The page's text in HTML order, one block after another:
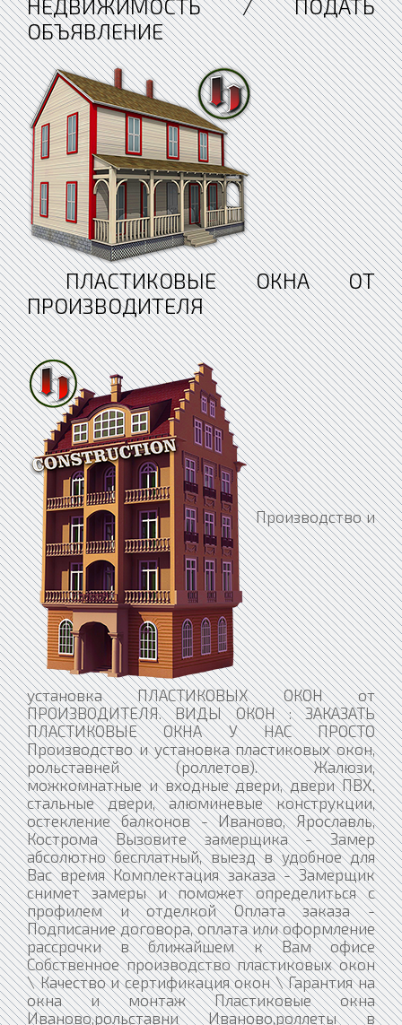
НЕДВИЖИМОСТЬ / ПОДАТЬ
ОБЪЯВЛЕНИЕ
ПЛАСТИКОВЫЕ ОКНА ОТ
ПРОИЗВОДИТЕЛЯ
Производство и установка ПЛАСТИКОВЫХ ОКОН от ПРОИЗВОДИТЕЛЯ. ВИДЫ ОКОН : ЗАКАЗАТЬ ПЛАСТИКОВЫЕ ОКНА У НАС ПРОСТО Производство и установка пластиковых окон, рольставней (роллетов). Жалюзи, можкомнатные и входные двери, двери ПВХ, стальные двери, алюминевые конструкции, остекление балконов - Иваново, Ярославль, Кострома Вызовите замерщика - Замер абсолютно бесплатный, выезд в удобное для Вас время Комплектация заказа - Замерщик снимет замеры и поможет определиться с профилем и отделкой Оплата заказа - Подписание договора, оплата или оформление рассрочки в ближайшем к Вам офисе Собственное производство пластиковых окон \ Качество и сертификация окон \ Гарантия на окна и монтаж Пластиковые окна Иваново,рольставни Иваново,роллеты в Иваново,двери межкомнатные Иваново,двери ПВХ,окна ПВХ,жалюзи Иваново ОКНА И ДВЕРИ, КАК ПРАВИЛЬНО ВЫБИРАТЬ ПЛАСТИКОВЫЕ ОКНА, ОКНА ПВХ, ОКОННЫЙ КАЛЬКУЛЯТОР, ЛАМИНАЦИЯ, ПОДОКОННИКИ, ОТКОСЫ, ФУРНИТУРА, МОСКИТНЫЕ СЕТКИ, ДВЕРИ, ИЗГОТОВЛЕНИЕ СТЕКЛОПАКЕТОВ, ЭНЕРГОСБЕРЕГАЮЩИЕ СТЕКЛОПАКЕТЫ, КАК ПОДГОТОВИТЬСЯ К УСТАНОВКЕ ОКНА, ПЯТЬ ПРАВИЛ УХОДА ЗА ПЛАСТИКОВЫМИ ОКНАМИ, ОСТЕКЛЕНИЕ БАЛКОНОВ И ЛОДЖИЙ, АРОЧНЫЕ КОНСТРУКЦИИ, ЗИМНИЕ САДЫ Фасадные, оконные и дверные конструкции от производителя. Изготовление и Установка фасадных, оконных и дверных конструкций на основе высококачественного пвх- профиля "PLAFEN" Собственное производство: - Пластиковые окна в Иваново и Ивановской области - Пластиковые откосы ПВХ - Пластиковые двери ПВХ - Фасадные конструкции любого уровня сложности Услуги: - Монтаж (установка) и демонтаж окон - Монтаж откосов - Отделка откосов - Остекленение балконов, лоджий Пластиковые окна в КРЕДИТ. Окна PROVEDAL. Широкий спектр выбора и гарантия качества. Окна из ПВХ. Производство и установка ВХОДНЫХ МЕТАЛЛИЧЕСКИХ ДВЕРЕЙ от ПРОИЗВОДИТЕЛЯ и без посредников. Пластиковые Окна. ПВХ. Производство и установка в Иваново. Provedal P-400, C640. Окна. Производство. Иваново. Профильные системы: S-LINE, E-LINE, L-LINE. ОПИСАНИЕ Преимущества пластиковой раздвижной системы остекления балкона SLIDORS: 1) Возможность сохранить полезную площадь балкона. Система «Слайдорс» представляет собой раздвижную конструкцию, аналогичную конструкции шкафов-купе. Этот вариант остекления оптимален для балконов и лоджий, поскольку, в отличие от распашных ПВХ-систем, позволяет сохранить всю их полезную площадь. 2) Надёжная защита от холода. Трёхкамерный ПВХ-профиль системы хорошо удерживает тепло, поэтому на балконах, где он установлен, гораздо теплее, чем на балконах с алюминиевыми рамами. При желании вы сможете превратить такой балкон в жилое помещение и круглый год поддерживать здесь комфортную для себя температуру. 3) Высокая степень защиты от ветра, осадков и пыли. Окна «Слайдорс» оснащены двойным щёточным уплотнителем с влаго- и ветрозащитной вставкой нового поколения, который обеспечивает высокую степень герметичности и влагонепроницаемости даже при проливных дождях. Для защиты от насекомых используется москитная сетка. 4) Более привлекательная цена (по сравнению с распашными системами из ПВХ). Ноу-хау разработчиков системы остекления лоджий Slidors (так называемый принцип внутреннего уголка) позволило заметно снизить затраты на её производство. Вот почему пластиковые окна «Слайдорс» заметно дешевле распашных ПВХ-систем и лишь немного дороже систем из алюминия. 5) Более высокий уровень технического совершенства (по сравнению с раздвижными системами из алюминия). Конструктивно раздвижные пластиковые окна близки окнам с алюминиевыми рамами, но лишены их недостатков (включая главный — примерзание створок зимой). 6) Высокая степень прочности системы. Достигается за счёт стальных армирующих оцинкованных профилей, сверхпрочных угловых соединений и того, что все элементы системы рассчитаны на повышенные нагрузки. 7) Надёжная защита от взлома. Её обеспечивает специальный элемент системы — филингпис, который устанавливают в местах сопряжения створок. 8) Возможность выбрать вариант остекления. Вы можете выбрать вариант остекления с использованием как стекла (3, 4 или 5 мм), так и стеклопакета (14 мм). Slidors с стеклопакетом Slidors с москитной сеткой SLIDORS® (Слайдорс) Алюминий Прочность Армированный ПВХ, являясь композитным материалом, обладает отличной прочностью и устойчивостью Под воздействием перепадов температур профиль подвержен деформации. Удобство Раздвижная конструкция экономит пространство и увеличивает полезную площадь балкона. Эргономична и функциональна. Раздвижная конструкция экономит пространство и увеличивает полезную площадь балкона. Эргономична и функциональна. Возможности Возможность комбинирования с основными ПВХ профилями, изготовления радиусных конструкций и использования антимоскитных сеток. Требует использования только "своих" эркерных соединений и антимоскитных сеток. Надежность Высокий рельс позволяет пользоваться створками в любую погоду, несмотря на наличие осадков, а так же в холодное время года. Низкий рельс. При появлении льда щеточное уплотнение примерзает и мешает перемещению створок. Надежность Серповидный замок надежно защищает квартиру от воров и работает в любое время года. Внутренний замок в зимний период может замёрзнуть. Теплоизоляция Возможность использования как стекла - "холодное" остекление, так и стеклопакета - "теплое" остекление. Благодаря двойному уплотнителю со специальной вставкой отличная гидроизоляция, защита от сквозняков. Используется только одно стекло - "холодное" остекление. Долговечность Срок службы 50 лет. Стальные двери от производителя от простых до элитных. Все виды отделки. Высокое качество. Низкие цены. Собственное производство ,не Китай. Натяжные потолки Красивый натяжной потолок, словно по мановению волшебной палочки, преображает помещение, скрывая любые строительные недостатки. В результате создается безупречно ровная матовая или глянцевая поверхность. Эстетичный внешний вид и длительный срок службы натяжного потолка напрямую зависит от профессионализма мастеров по его установке. Поэтому важно ответственно подходить к выбору специалистов, осуществляющих монтаж таких конструкций. · большой опыт работы · профессиональные сотрудники; · высокая скорость установки натяжных потолков; · доступные цены; · умение монтировать конструкции любой сложности; · обширная палитра предлагаемых материалов, представленная несколькими десятками модных цветов; Прайс лист: Глянцевый-360 руб. Матовый-280 руб. Германия, Франция Без шва – 600 руб. С учетом работы. Стандарт- 4 угла в комнате –бесплатно, каждый последующий угол, отверстие под люстру, светильник ,отверстие под трубу и т.д. -150 руб. Замер Во-первых, вы должны обратиться в нашу фирму по указанным телефонам, а консультант назначит встречу. После этого специалист-замерщик приедет к вам для уточнения подробностей и произведет необходимые замеры, которые делаются с учетом индивидуальных особенностей конструкций окна,балкона или лоджии и ваших пожеланий. Этот этап является одним из самых главных, так как от него зависит качество монтажа. Вы должны лично присутствовать при произведении замеров и обеспечить к окнам свободный доступ. Процесс замера включает в себя проверку состояния оконных проемов, замера толщины стен и др. На основании технической характеристики окон, специалист по замерам может порекомендовать вам оптимальный вариант профиля, вид армирования, способ монтажа и др. Затем составляется лист замеров. Монтаж окна ПВХ. С пластикового окна снимаются створки, извлекается стеклопакет. В подготовленный проем, вставляется оконная рама и закрепляется на анкерные болты или монтажные пластины. При этом следует строго соблюдать, чтобы рама стояла по уровню, а не по проему (в домах нередки случаи, когда линия горизонта оконного проема далека от идеала, по вертикали также следует выставить раму по уровню). В противном случае окно будет функционировать не надлежащим образом. Зазоры между стеной и рамой запениваются монтажной пеной. Пена выполняет как изоляционную функцию, так и является крепежным элементом. От качества выполнения этого этапа монтажа во многом зависит общий результат. Пена должна наноситься равномерно и заполнять все выемки и полости проема, причем необходимо брать во внимание степень расширения пены. Установка пластикового окна в большинстве случаев подразумевает, что вместе с новым окном будет установлен новый подоконник и новый отлив. Исключением является тот случай, когда в квартире (доме, комнате) ведутся работы и подоконник может быть установлен собственными силами. Если у вас хороший старый отлив, то можно его сохранить для нового окна, но в этом случае потребуется его реставрация (восстановление) - платная услуга, стоимость которой незначительно отличается от стоимости нового отлива. Подоконник вырезается под проем и крепится к окну (к подставочному профилю). Если проем под подоконником небольшой, то он запенивается. В противном случае необходима кладка или заделка проема раствором (для сталинских домов). (Совет: при выборе ширины (глубины) подоконника следует учитывать, что на 2 см подоконник "утапливается" под оконную раму, поэтому ширина установленного подоконника будет на 2 см меньше) Если монтируемое окно выходит на балкон , то вполне целесообразно и функционально вместо отлива (с внешней стороны окна) установить подоконник. Все щели между окном и проемом заполняются пеной, а по ее высыхании изолируются. Наружный слой изоляции призван защищать слой утеплителя (которым является слой пены) от проникновения в него влаги, а также от разрушающего солнечного воздействия. Итак, кажется основная часть работы закончена. Однако для законченности оконного проема не хватает отделки откосов (которые являются как декоративным дополнением, под которым можно скрыть монтажную пену, так и функциональным элементом - повышающим теплоизоляцию и звукоизоляцию оконного проема). Пластиковые откосы придадут окну законченный вид, к тому же, это лучшее сочетание с пластиковыми окнами (в сравнении со штукатурными откосами). Установка пластиковых откосов. Пластиковые откосы устанавливаются в один день с окном для панельных и б